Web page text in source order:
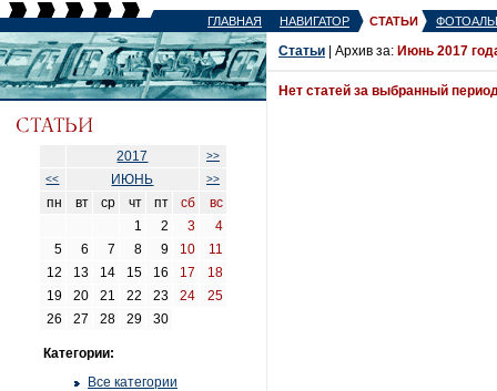
ГЛАВНАЯ НАВИГАТОР СТАТЬИ
2017
>>
<<
ИЮНЬ >>
пн вт ср чт пт сб
вс
1
2 3
4
5
6 7 8 9 10
11
12
13 14 15 16 17
18
19
20 21 22 23 24
25
26
27 28 29 30
Категории:
Все категории
Статьи | Архив за: Июнь 2017
Нет статей за выбранный